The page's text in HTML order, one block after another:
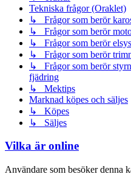
Tekniska frågor (Oraklet)
↳ Frågor som berör
↳ Frågor som berör
↳ Frågor som berör
↳ Frågor som berör
↳ Frågor som berör
fjädring
↳ Mektips
Marknad köpes och säljes
↳ Köpes
↳ Säljes
Vilka är online
Användare som besöker denna